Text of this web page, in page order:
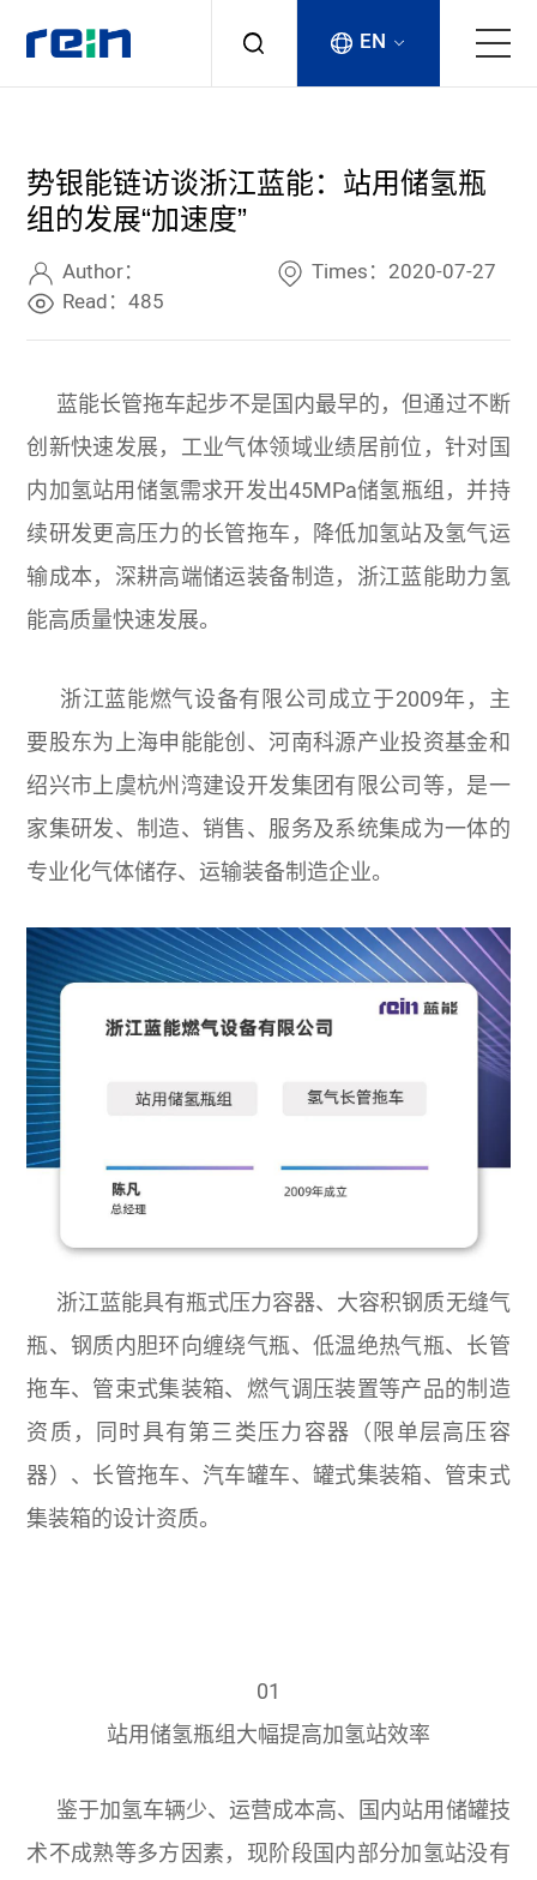
Products
Services
Cases
News & Events
Contact
EN
势银能链访谈浙江蓝能：站用储氢瓶
组的发展“加速度”
Author：
Times：2020-07-27
Read：485
蓝能长管拖车起步不是国内最早的，但通过不断
创新快速发展，工业气体领域业绩居前位，针对国
内加氢站用储氢需求开发出45MPa储氢瓶组，并持
续研发更高压力的长管拖车，降低加氢站及氢气运
输成本，深耕高端储运装备制造，浙江蓝能助力氢
能高质量快速发展。
浙江蓝能燃气设备有限公司成立于2009年，主
要股东为上海申能能创、河南科源产业投资基金和
绍兴市上虞杭州湾建设开发集团有限公司等，是一
家集研发、制造、销售、服务及系统集成为一体的
专业化气体储存、运输装备制造企业。
浙江蓝能具有瓶式压力容器、大容积钢质无缝气
瓶、钢质内胆环向缠绕气瓶、低温绝热气瓶、长管
拖车、管束式集装箱、燃气调压装置等产品的制造
资质，同时具有第三类压力容器（限单层高压容
器）、长管拖车、汽车罐车、罐式集装箱、管束式
集装箱的设计资质。
01
站用储氢瓶组大幅提高加氢站效率
鉴于加氢车辆少、运营成本高、国内站用储罐技
术不成熟等多方因素，现阶段国内部分加氢站没有